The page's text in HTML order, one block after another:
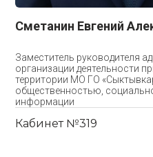
Сметанин Евгений
Заместитель руководителя
организации деятельности
территории МО ГО
общественностью,
информации
Кабинет №319